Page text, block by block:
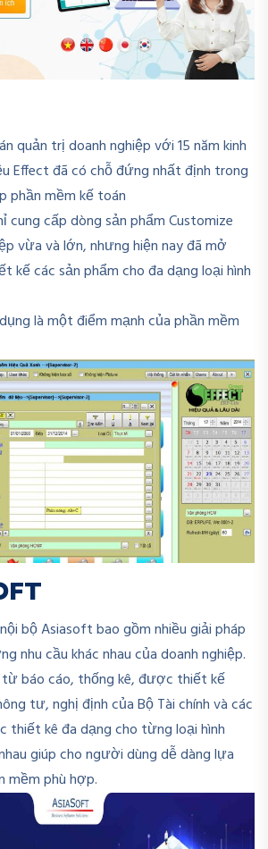
quản trị doanh nghiệp với 15 năm kinh
Effect đã có chỗ đứng nhất định trong
phần mềm kế toán
cung cấp dòng sản phẩm Customize
vừa và lớn, nhưng hiện nay đã mở
các sản phẩm cho đa dạng loại hình
là một điểm mạnh của phần mềm
bộ Asiasoft bao gồm nhiều giải pháp
nhu cầu khác nhau của doanh nghiệp.
từ báo cáo, thống kê, được thiết kế
tư, nghị định của Bộ Tài chính và các
thiết kê đa dạng cho từng loại hình
giúp cho người dùng dễ dàng lựa
mềm phù hợp.